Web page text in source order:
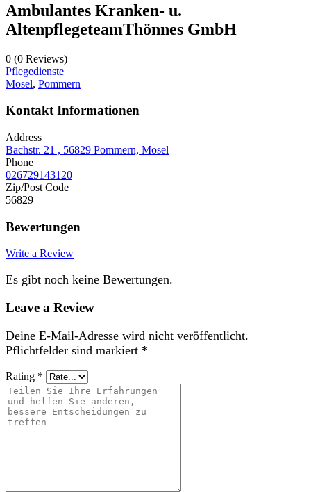
Ambulantes Kranken- u.
AltenpflegeteamThönnes GmbH
0 (0 Reviews)
Pflegedienste
Mosel, Pommern
Kontakt Informationen
Address
Bachstr. 21 , 56829 Pommern, Mosel
Phone
026729143120
Zip/Post Code
56829
Bewertungen
Write a Review
Es gibt noch keine Bewertungen.
Leave a Review
Deine E-Mail-Adresse wird nicht veröffentlicht.
Pflichtfelder sind markiert *
Rating *